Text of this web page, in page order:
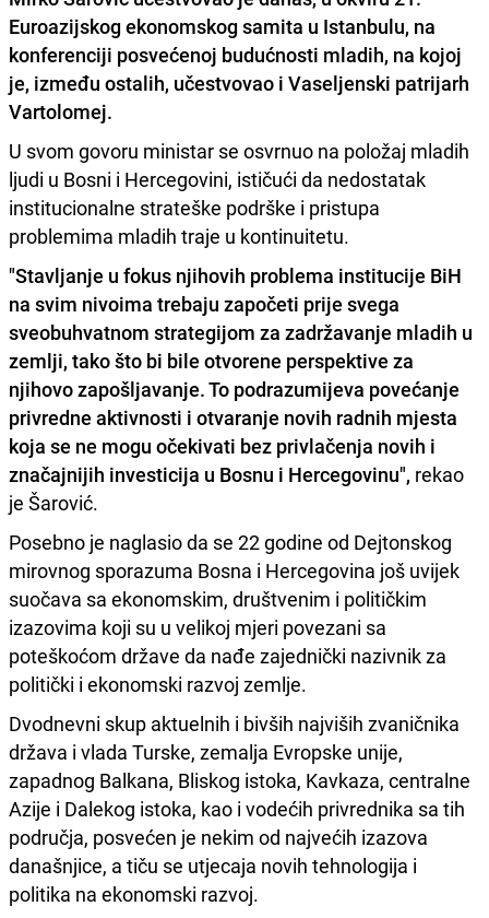
Euroazijskog ekonomskog samita u Istanbulu, na
konferenciji posvećenoj budućnosti mladih, na kojoj
je, između ostalih, učestvovao i Vaseljenski patrijarh
Vartolomej.
U svom govoru ministar se osvrnuo na položaj mladih
ljudi u Bosni i Hercegovini, ističući da nedostatak
institucionalne strateške podrške i pristupa
problemima mladih traje u kontinuitetu.
"Stavljanje u fokus njihovih problema institucije BiH
na svim nivoima trebaju započeti prije svega
sveobuhvatnom strategijom za zadržavanje mladih u
zemlji, tako što bi bile otvorene perspektive za
njihovo zapošljavanje. To podrazumijeva povećanje
privredne aktivnosti i otvaranje novih radnih mjesta
koja se ne mogu očekivati bez privlačenja novih i
značajnijih investicija u Bosnu i Hercegovinu", rekao
je Šarović.
Posebno je naglasio da se 22 godine od Dejtonskog
mirovnog sporazuma Bosna i Hercegovina još uvijek
suočava sa ekonomskim, društvenim i političkim
izazovima koji su u velikoj mjeri povezani sa
poteškoćom države da nađe zajednički nazivnik za
politički i ekonomski razvoj zemlje.
Dvodnevni skup aktuelnih i bivših najviših zvaničnika
država i vlada Turske, zemalja Evropske unije,
zapadnog Balkana, Bliskog istoka, Kavkaza, centralne
Azije i Dalekog istoka, kao i vodećih privrednika sa tih
područja, posvećen je nekim od najvećih izazova
današnjice, a tiču se utjecaja novih tehnologija i
politika na ekonomski razvoj.